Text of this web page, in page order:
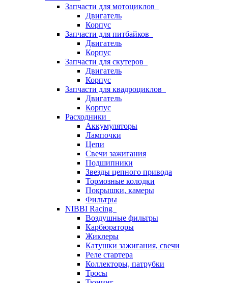
Запчасти для мотоциклов
Двигатель
Корпус
Запчасти для питбайков
Двигатель
Корпус
Запчасти для скутеров
Двигатель
Корпус
Запчасти для квадроциклов
Двигатель
Корпус
Расходники
Аккумуляторы
Лампочки
Цепи
Свечи зажигания
Подшипники
Звезды цепного привода
Тормозные колодки
Покрышки, камеры
Фильтры
NIBBI Racing
Воздушные фильтры
Карбюраторы
Жиклеры
Катушки зажигания, свечи
Реле стартера
Коллекторы, патрубки
Тросы